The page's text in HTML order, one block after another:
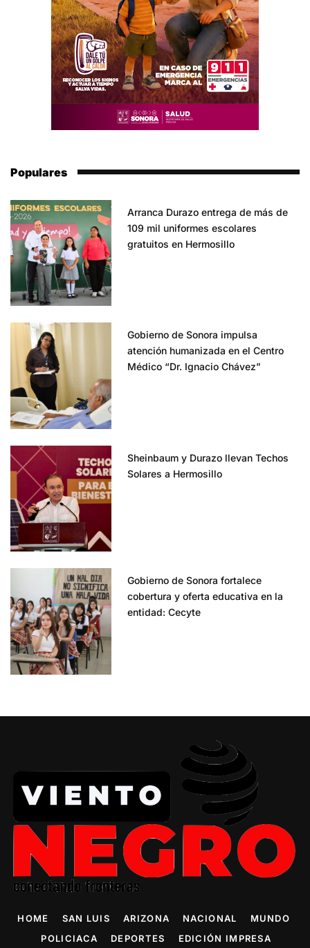
Populares
Arranca Durazo entrega de más de
109 mil uniformes escolares
gratuitos en Hermosillo
Gobierno de Sonora impulsa
atención humanizada en el Centro
Médico “Dr. Ignacio Chávez”
Sheinbaum y Durazo llevan Techos
Solares a Hermosillo
Gobierno de Sonora fortalece
cobertura y oferta educativa en la
entidad: Cecyte
HOME SAN LUIS ARIZONA NACIONAL
MUNDO
POLICIACA
DEPORTES EDICIÓN IMPRESA